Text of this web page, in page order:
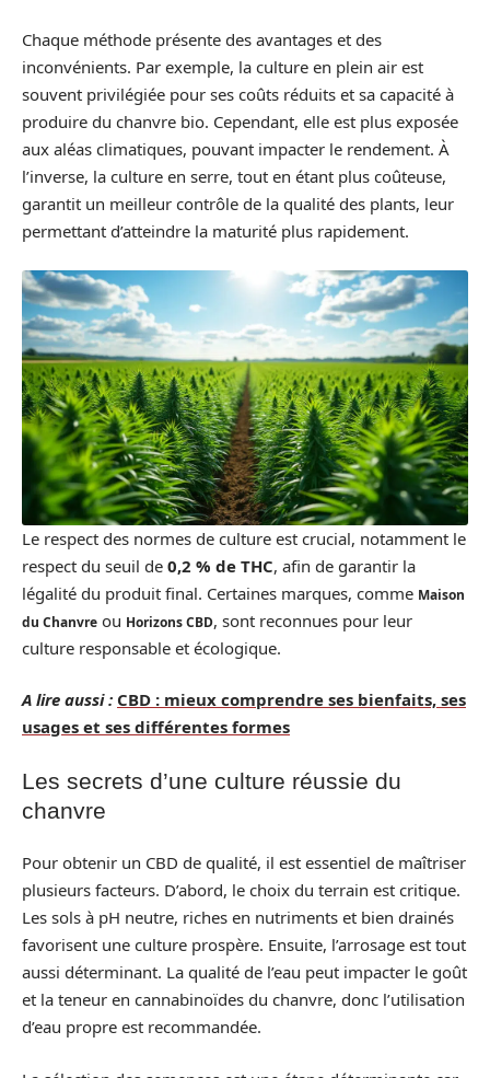
Chaque méthode présente des avantages et des
inconvénients. Par exemple, la culture en plein air est
souvent privilégiée pour ses coûts réduits et sa capacité à
produire du chanvre bio. Cependant, elle est plus exposée
aux aléas climatiques, pouvant impacter le rendement. À
l’inverse, la culture en serre, tout en étant plus coûteuse,
garantit un meilleur contrôle de la qualité des plants, leur
permettant d’atteindre la maturité plus rapidement.
Le respect des normes de culture est crucial, notamment le
respect du seuil de 0,2 % de THC, afin de garantir la
légalité du produit final. Certaines marques, comme Maison
du Chanvre ou Horizons CBD, sont reconnues pour leur
culture responsable et écologique.
A lire aussi : CBD : mieux comprendre ses bienfaits, ses
usages et ses différentes formes
Les secrets d’une culture réussie du
chanvre
Pour obtenir un CBD de qualité, il est essentiel de maîtriser
plusieurs facteurs. D’abord, le choix du terrain est critique.
Les sols à pH neutre, riches en nutriments et bien drainés
favorisent une culture prospère. Ensuite, l’arrosage est tout
aussi déterminant. La qualité de l’eau peut impacter le goût
et la teneur en cannabinoïdes du chanvre, donc l’utilisation
d’eau propre est recommandée.